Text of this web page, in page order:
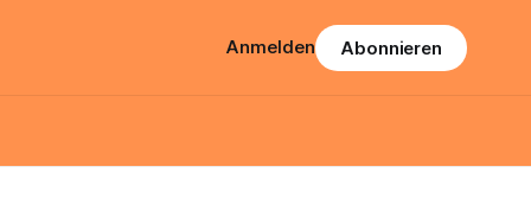
Anmelden Abonnieren